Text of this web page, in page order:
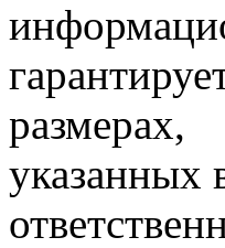
размерах,
указанных